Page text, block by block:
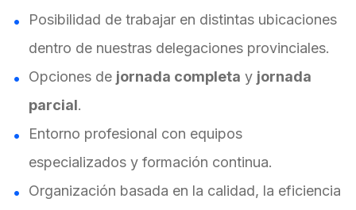
Posibilidad de trabajar en distintas ubicaciones
dentro de nuestras delegaciones provinciales.
Opciones de jornada completa y jornada
parcial.
Entorno profesional con equipos
especializados y formación continua.
Organización basada en la calidad, la eficiencia